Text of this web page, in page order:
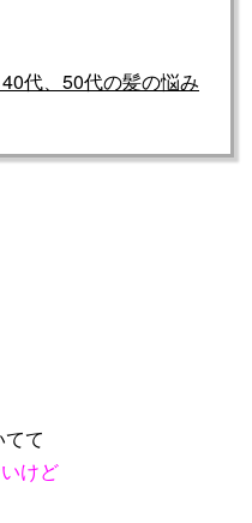
代、50代の髪の悩み
て
けど